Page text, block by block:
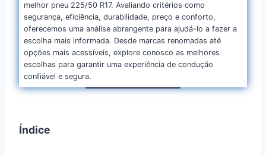
melhor pneu 225/50 R17. Avaliando critérios como
segurança, eficiência, durabilidade, preço e conforto,
oferecemos uma análise abrangente para ajudá-lo a fazer a
escolha mais informada. Desde marcas renomadas até
opções mais acessíveis, explore conosco as melhores
escolhas para garantir uma experiência de condução
confiável e segura.
Índice